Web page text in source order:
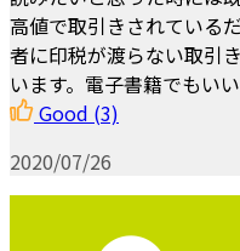
高値で取引きされている
者に印税が渡らない取引
います。電子書籍でもい
Good (3)
2020/07/26